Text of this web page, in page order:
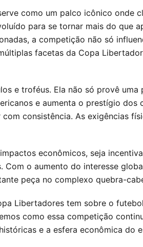
como um palco icônico onde
para se tornar mais do que
a competição não só
facetas da Copa
e troféus. Ela não só provê
e aumenta o prestígio
consistência. As exigências
econômicos, seja
o aumento do interesse
peça no complexo quebra-
Libertadores tem sobre o
como essa competição
e a esfera econômica do